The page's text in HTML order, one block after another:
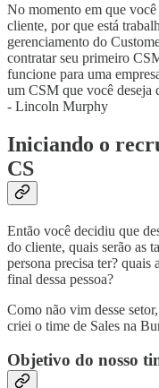
No momento em que
cliente, por que está
gerenciamento do
contratar seu primeiro
funcione para uma
um CSM que você deseja
- Lincoln Murphy
Iniciando o
CS
Então você decidiu que
do cliente, quais serão as
persona precisa ter? quais
final dessa pessoa?
Como não vim desse
criei o time de Sales na
Objetivo do nosso